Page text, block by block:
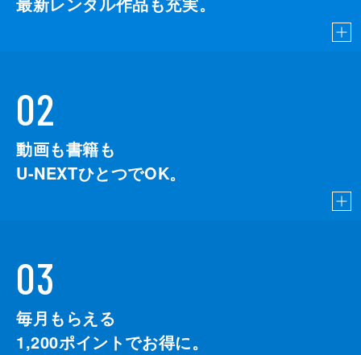
02
動画も書籍も
U-NEXTひとつでOK。
03
毎月もらえる
1,200ポイントでお得に。